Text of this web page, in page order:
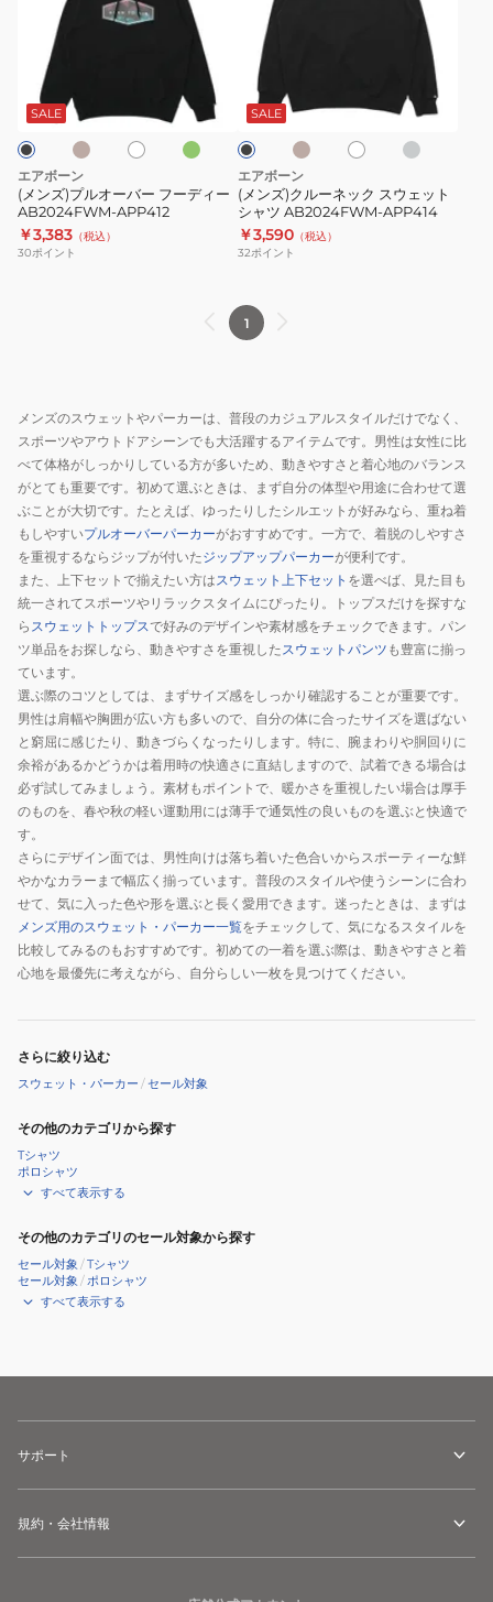
バ
ー
フ
ー
デ
ィ
SALE
ホ
ワ
イ ー
ブ
エアボーン
(メンズ)プルオーバー フーディー
AB2024FWM-APP412
￥3,383 （税込）
30ポイント
ッ
ク
ス
ウ
ェ
ッ
ャ
SALE
ッ
サ
ン
ド
ベ
ー
ュ
ワ
イ ト
グ
レ
ー
エアボーン
(メンズ)クルーネック スウェット
シャツ AB2024FWM-APP414
￥3,590 （税込）
32ポイント
1
メンズのスウェットやパーカーは、普段のカジュアルスタイルだけでなく、
スポーツやアウトドアシーンでも大活躍するアイテムです。男性は女性に比
べて体格がしっかりしている方が多いため、動きやすさと着心地のバランス
がとても重要です。初めて選ぶときは、まず自分の体型や用途に合わせて選
ぶことが大切です。たとえば、ゆったりしたシルエットが好みなら、重ね着
もしやすいプルオーバーパーカーがおすすめです。一方で、着脱のしやすさ
を重視するならジップが付いたジップアップパーカーが便利です。
また、上下セットで揃えたい方はスウェット上下セット を選べば、見た目も
統一されてスポーツやリラックスタイムにぴったり。トップスだけを探すな
ら スウェットトップスで好みのデザインや素材感をチェックできます。パン
ツ単品をお探しなら、動きやすさを重視したスウェットパンツ も豊富に揃っ
ています。
選ぶ際のコツとしては、まずサイズ感をしっかり確認することが重要です。
男性は肩幅や胸囲が広い方も多いので、自分の体に合ったサイズを選ばない
と窮屈に感じたり、動きづらくなったりします。特に、腕まわりや胴回りに
余裕があるかどうかは着用時の快適さに直結しますので、試着できる場合は
必ず試してみましょう。素材もポイントで、暖かさを重視したい場合は厚手
のものを、春や秋の軽い運動用には薄手で通気性の良いものを選ぶと快適で
す。
さらにデザイン面では、男性向けは落ち着いた色合いからスポーティーな鮮
やかなカラーまで幅広く揃っています。普段のスタイルや使うシーンに合わ
せて、気に入った色や形を選ぶと長く愛用できます。迷ったときは、まずは
メンズ用のスウェット・パーカー一覧をチェックして、気になるスタイルを
比較してみるのもおすすめです。初めての一着を選ぶ際は、動きやすさと着
心地を最優先に考えながら、自分らしい一枚を見つけてください。
さらに絞り込む
スウェット・パーカー /セール対象
その他のカテゴリから探す
Tシャツ
ポロシャツ
すべて表示する
その他のカテゴリのセール対象から探す
セール対象 /Tシャツ
セール対象 /ポロシャツ
すべて表示する
サポート
規約・会社情報